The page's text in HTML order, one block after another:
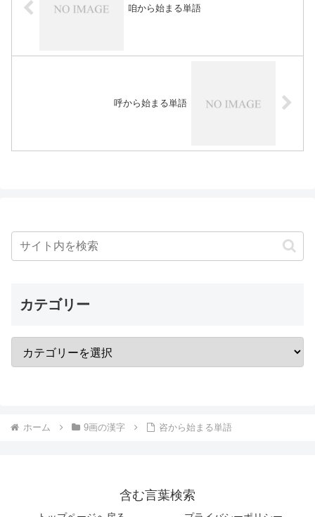
咱から始まる単語
呼から始まる単語
カテゴリー
ホーム 9画の漢字 咨から始まる単語
含む言葉検索